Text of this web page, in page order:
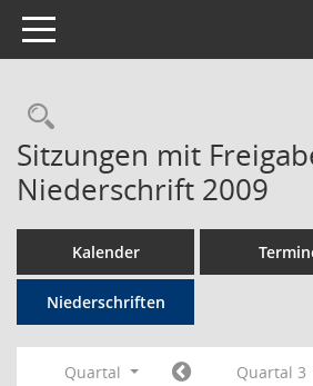
Toggle navigation
Rechercheauswahl
Sitzungen mit
Niederschrift 2009
Kalender
Niederschriften
Quartal Quartal 3